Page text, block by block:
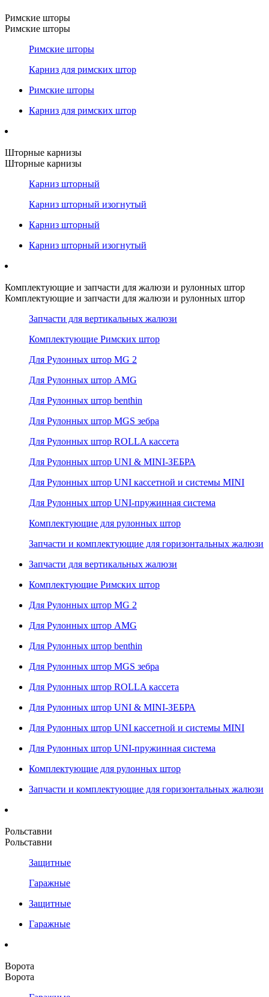
Римские шторы
Римские шторы
Римские шторы
Карниз для римских штор
Римские шторы
Карниз для римских штор
Шторные карнизы
Шторные карнизы
Карниз шторный
Карниз шторный изогнутый
Карниз шторный
Карниз шторный изогнутый
Комплектующие и запчасти для жалюзи и рулонных штор
Комплектующие и запчасти для жалюзи и рулонных штор
Запчасти для вертикальных жалюзи
Комплектующие Римских штор
Для Рулонных штор MG 2
Для Рулонных штор AMG
Для Рулонных штор benthin
Для Рулонных штор MGS зебра
Для Рулонных штор ROLLA кассета
Для Рулонных штор UNI & MINI-ЗЕБРА
Для Рулонных штор UNI кассетной и системы MINI
Для Рулонных штор UNI-пружинная система
Комплектующие для рулонных штор
Запчасти и комплектующие для горизонтальных жалюзи
Запчасти для вертикальных жалюзи
Комплектующие Римских штор
Для Рулонных штор MG 2
Для Рулонных штор AMG
Для Рулонных штор benthin
Для Рулонных штор MGS зебра
Для Рулонных штор ROLLA кассета
Для Рулонных штор UNI & MINI-ЗЕБРА
Для Рулонных штор UNI кассетной и системы MINI
Для Рулонных штор UNI-пружинная система
Комплектующие для рулонных штор
Запчасти и комплектующие для горизонтальных жалюзи
Рольставни
Рольставни
Защитные
Гаражные
Защитные
Гаражные
Ворота
Ворота